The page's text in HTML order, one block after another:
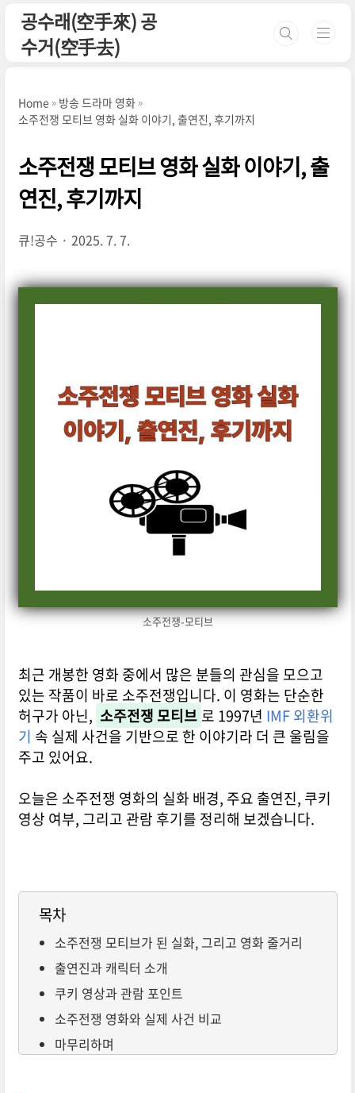
공수래(空手來) 공
수거(空手去)
Home
방송 드라마 영화
소주전쟁 모티브 영화 실화 이야기, 출연진, 후기까지
소주전쟁 모티브 영화 실화 이야기, 출
연진, 후기까지
큐!공수 2025. 7. 7.
소주전쟁-모티브
최근 개봉한 영화 중에서 많은 분들의 관심을 모으고
있는 작품이 바로 소주전쟁입니다. 이 영화는 단순한
허구가 아닌, 소주전쟁 모티브 로 1997년 IMF 외환위
기 속 실제 사건을 기반으로 한 이야기라 더 큰 울림을
주고 있어요.
오늘은 소주전쟁 영화의 실화 배경, 주요 출연진, 쿠키
영상 여부, 그리고 관람 후기를 정리해 보겠습니다.
목차
소주전쟁 모티브가 된 실화, 그리고 영화 줄거리
출연진과 캐릭터 소개
쿠키 영상과 관람 포인트
소주전쟁 영화와 실제 사건 비교
마무리하며